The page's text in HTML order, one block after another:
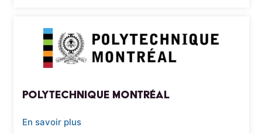
Polytechnique Montréal
En savoir plus